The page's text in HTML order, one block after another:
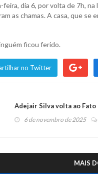
dia 6, por volta de 7h,
as chamas. A casa, que se
ficou ferido.
no Twitter
Adejair Silva volta ao Fato
6 de novembro de 2025
MAIS